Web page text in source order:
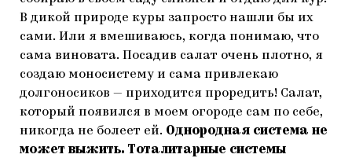
В дикой природе куры запросто нашли бы их
сами. Или я вмешиваюсь, когда понимаю, что
сама виновата. Посадив салат очень плотно, я
создаю моносистему и сама привлекаю
долгоносиков — приходится проредить! Салат,
который появился в моем огороде сам по себе,
никогда не болеет ей. Однородная система не
может выжить. Тоталитарные системы